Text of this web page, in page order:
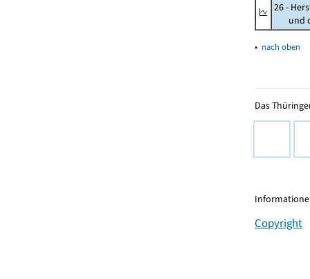
26 -
und
▴ nach oben
Das
Copyright